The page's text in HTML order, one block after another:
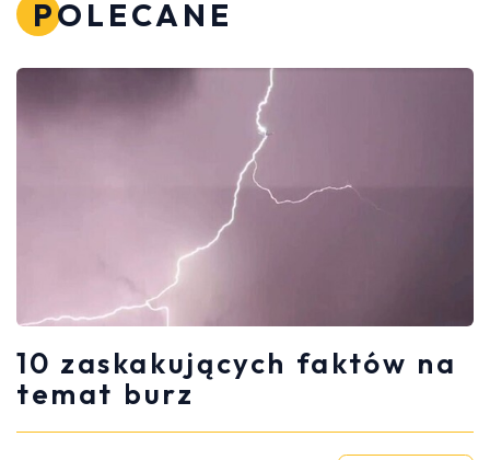
POLECANE
10 zaskakujących faktów na
temat burz